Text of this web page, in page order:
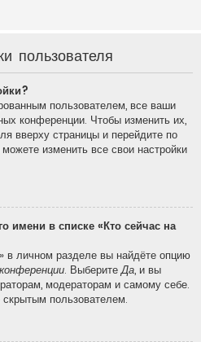
пользователя
пользователем, все ваши
конференции. Чтобы изменить их,
вверху страницы и перейдите по
изменить все свои настройки
имени в списке «Кто сейчас на
в личном разделе вы найдёте опцию
. ВыберитеДа, и вы
модераторам и самому себе.
пользователем.